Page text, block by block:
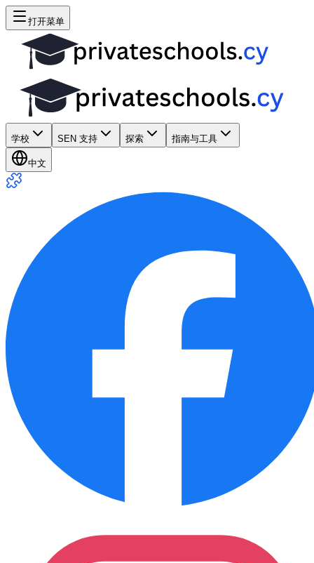
打开菜单
学校 SEN 支持 探索 指南与工具
中文